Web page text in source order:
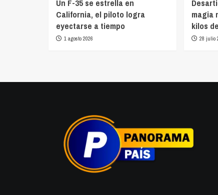
Un F-35 se estrella en
California, el piloto logra
eyectarse a tiempo
1 agosto 2026
magia
kilos
28 julio